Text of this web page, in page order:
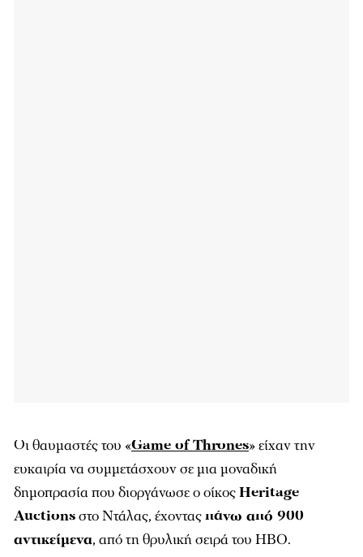
Οι θαυμαστές του «Game of Thrones» είχαν την
ευκαιρία να συμμετάσχουν σε μια μοναδική
δημοπρασία που διοργάνωσε o oίκοςHeritage
Auctionsστο Ντάλας, έχονταςπάνω από 900
αντικείμενα, από τη θρυλική σειρά του HBO.